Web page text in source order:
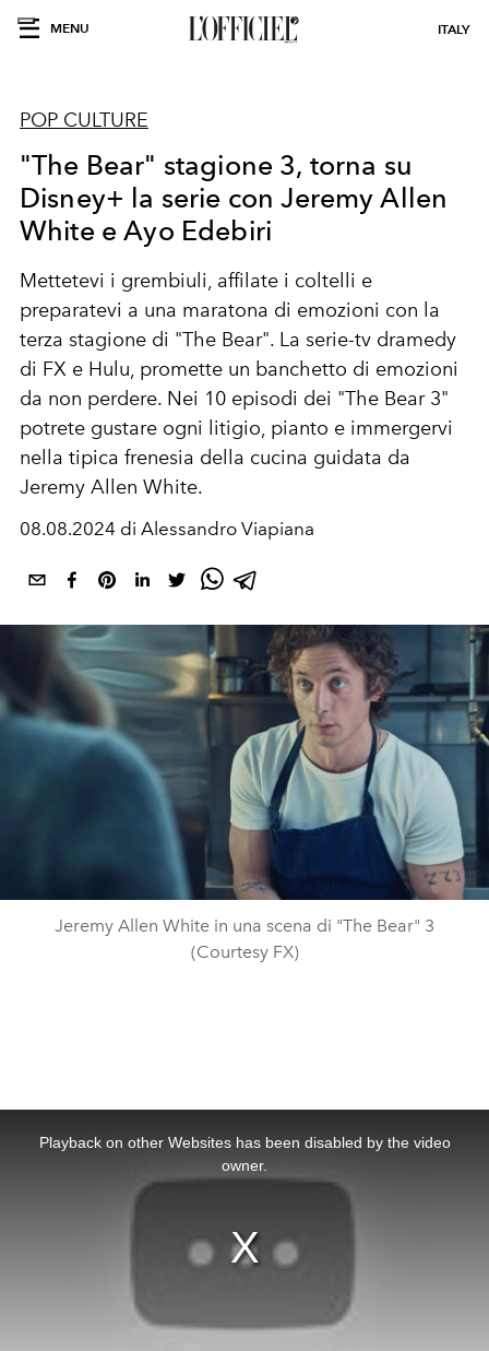
MENU ITALY
POP CULTURE
"The Bear" stagione 3, torna su
Disney+ la serie con Jeremy Allen
White e Ayo Edebiri
Mettetevi i grembiuli, affilate i coltelli e
preparatevi a una maratona di emozioni con la
terza stagione di "The Bear". La serie-tv dramedy
di FX e Hulu, promette un banchetto di emozioni
da non perdere. Nei 10 episodi dei "The Bear 3"
potrete gustare ogni litigio, pianto e immergervi
nella tipica frenesia della cucina guidata da
Jeremy Allen White.
08.08.2024 di Alessandro Viapiana
Jeremy Allen White in una scena di "The Bear" 3
(Courtesy FX)
Playback on other Websites has been disabled by the video
owner.